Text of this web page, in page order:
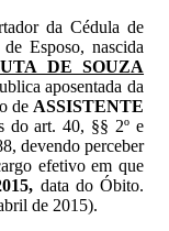
da Cédula de
Esposo, nascida
DE SOUZA
aposentada da
de ASSISTENTE
do art. 40, §§ 2º e
devendo perceber
efetivo em que
data do Óbito.
de 2015).